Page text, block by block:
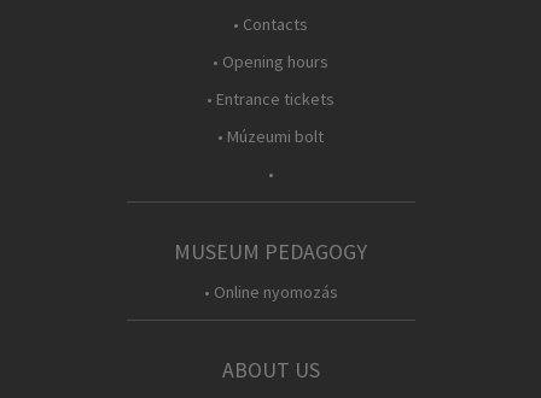
• Contacts
• Opening hours
• Entrance tickets
• Múzeumi bolt
•
MUSEUM PEDAGOGY
• Online nyomozás
ABOUT US